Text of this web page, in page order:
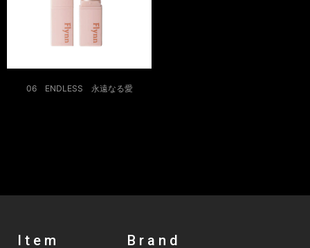
06 ENDLESS 永遠なる愛
Item Brand